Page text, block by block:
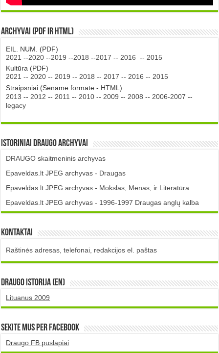
Archyvai (PDF ir HTML)
EIL. NUM. (PDF)
2021 --2020 --2019 --2018 --2017 -- 2016 -- 2015
Kultūra (PDF)
2021 -- 2020 -- 2019 -- 2018 -- 2017 -- 2016 -- 2015
Straipsniai (Sename formate - HTML)
2013 -- 2012 -- 2011 -- 2010 -- 2009 -- 2008 -- 2006-2007 --
legacy
Istoriniai DRAUGO Archyvai
DRAUGO skaitmeninis archyvas
Epaveldas.lt JPEG archyvas - Draugas
Epaveldas.lt JPEG archyvas - Mokslas, Menas, ir Literatūra
Epaveldas.lt JPEG archyvas - 1996-1997 Draugas anglų kalba
Kontaktai
Raštinės adresas, telefonai, redakcijos el. paštas
DRAUGO istorija (EN)
Lituanus 2009
Sekite mus per Facebook
Draugo FB puslapiai